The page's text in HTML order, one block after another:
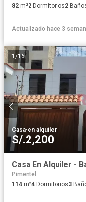
82 m²2 Dormitorios2
Actualizado hace 3
1 /16
Casa·en alquiler
S/.2,200
Casa En Alquiler -
Pimentel
114 m²4 Dormitorios3